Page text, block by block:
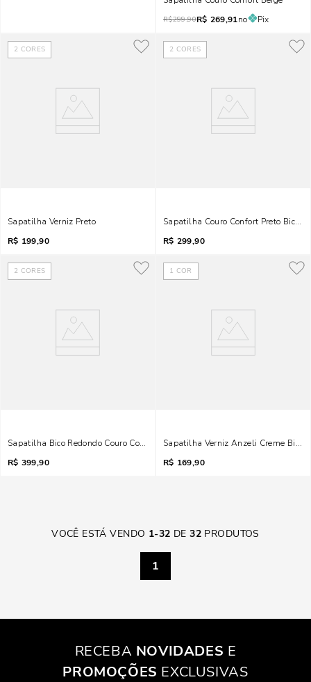
R$299,90R$ 269,91no Pix
2 CORES
Sapatilha Verniz Preto
R$ 199,90
2 CORES
Sapatilha Couro Confort Preto Bico
R$ 299,90
2 CORES
Sapatilha Bico Redondo Couro Confort Preto Tachas
R$ 399,90
1 COR
Sapatilha Verniz Anzeli Creme Bico
R$ 169,90
VOCÊ ESTÁ VENDO 1-32 DE32 PRODUTOS
1
RECEBA NOVIDADES E
PROMOÇÕES EXCLUSIVAS